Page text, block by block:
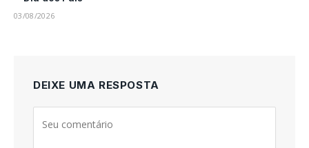
03/08/2026
DEIXE UMA RESPOSTA